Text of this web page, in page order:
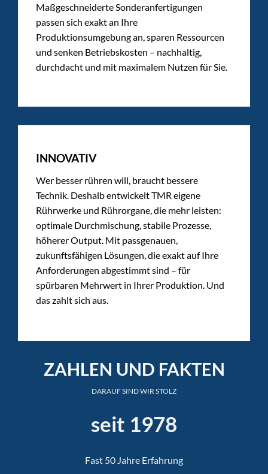
Maßgeschneiderte Sonderanfertigungen
passen sich exakt an Ihre
Produktionsumgebung an, sparen Ressourcen
und senken Betriebskosten – nachhaltig,
durchdacht und mit maximalem Nutzen für Sie.
INNOVATIV
Wer besser rühren will, braucht bessere
Technik. Deshalb entwickelt TMR eigene
Rührwerke und Rührorgane, die mehr leisten:
optimale Durchmischung, stabile Prozesse,
höherer Output. Mit passgenauen,
zukunftsfähigen Lösungen, die exakt auf Ihre
Anforderungen abgestimmt sind – für
spürbaren Mehrwert in Ihrer Produktion. Und
das zahlt sich aus.
ZAHLEN UND FAKTEN
DARAUF SIND WIR STOLZ
seit 1978
Fast 50 Jahre Erfahrung